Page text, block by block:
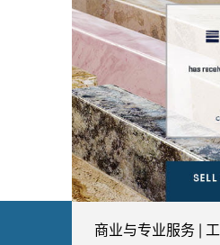
商业与专业服务 |